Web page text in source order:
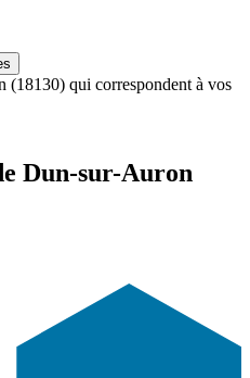
(18130) qui correspondent à vos
Dun-sur-Auron